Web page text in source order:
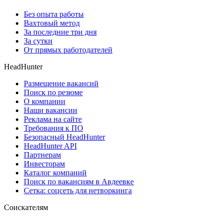
Без опыта работы
Вахтовый метод
За последние три дня
За сутки
От прямых работодателей
HeadHunter
Размещение вакансий
Поиск по резюме
О компании
Наши вакансии
Реклама на сайте
Требования к ПО
Безопасный HeadHunter
HeadHunter API
Партнерам
Инвесторам
Каталог компаний
Поиск по вакансиям в Авдеевке
Сетка: соцсеть для нетворкинга
Соискателям